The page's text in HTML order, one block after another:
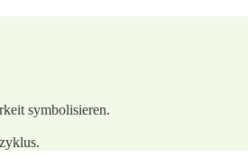
symbolisieren.